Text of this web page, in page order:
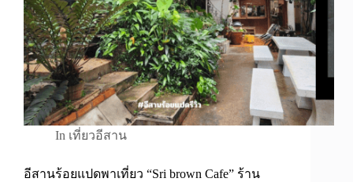
In เที่ยวอีสาน
อีสานร้อยแปดพาเที่ยว “Sri brown Cafe” ร้าน